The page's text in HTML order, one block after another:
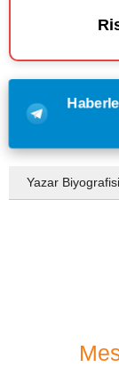
Yazar Biyografisi